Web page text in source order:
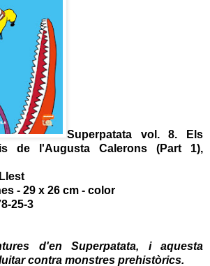
Superpatata vol. 8. Els
de l'Augusta Calerons (Part 1),
- 29 x 26 cm - color
25-3
d'en Superpatata, i aquesta
contra monstres prehistòrics.